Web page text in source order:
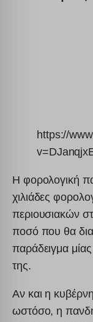
https://
Η φορολογική
χιλιάδες
περιουσιακών
ποσό που θα
παράδειγμα
της.
Αν και η
ωστόσο, η